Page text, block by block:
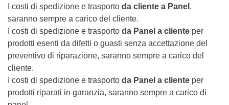
I costi di spedizione e trasporto da cliente a Panel ,
saranno sempre a carico del cliente.
I costi di spedizione e trasporto da Panel a cliente per
prodotti esenti da difetti o guasti senza accettazione del
preventivo di riparazione, saranno sempre a carico del
cliente.
I costi di spedizione e trasporto da Panel a cliente per
prodotti riparati in garanzia, saranno sempre a carico di